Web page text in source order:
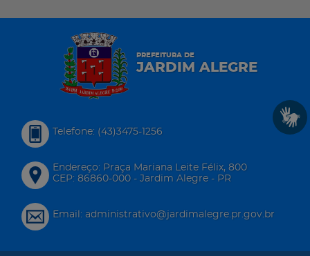
PREFEITURA DE
JARDIM ALEGRE
Telefone: (43)3475-1256
Endereço: Praça Mariana Leite Félix, 800
CEP: 86860-000 - Jardim Alegre - PR
Email: administrativo@jardimalegre.pr.gov.br